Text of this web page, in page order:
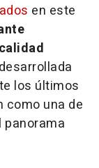
en este
desarrollada
los últimos
como una de